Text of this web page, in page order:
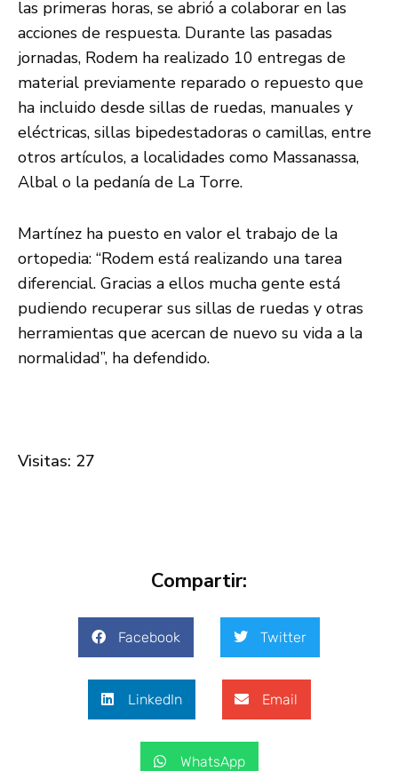
las primeras horas, se abrió a colaborar en las
acciones de respuesta. Durante las pasadas
jornadas, Rodem ha realizado 10 entregas de
material previamente reparado o repuesto que
ha incluido desde sillas de ruedas, manuales y
eléctricas, sillas bipedestadoras o camillas, entre
otros artículos, a localidades como Massanassa,
Albal o la pedanía de La Torre.
Martínez ha puesto en valor el trabajo de la
ortopedia: “Rodem está realizando una tarea
diferencial. Gracias a ellos mucha gente está
pudiendo recuperar sus sillas de ruedas y otras
herramientas que acercan de nuevo su vida a la
normalidad”, ha defendido.
Visitas: 27
Compartir:
Facebook Twitter
LinkedIn Email
WhatsApp